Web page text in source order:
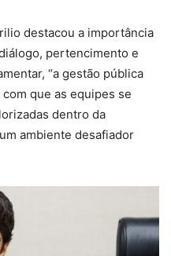
destacou a importância
pertencimento e
“a gestão pública
que as equipes se
dentro da
ambiente desafiador